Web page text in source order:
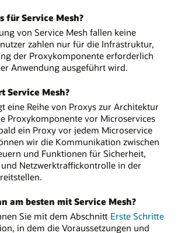
für Service Mesh?
von Service Mesh fallen keine
zahlen nur für die Infrastruktur,
der Proxykomponente erforderlich
Anwendung ausgeführt wird.
Service Mesh?
eine Reihe von Proxys zur Architektur
Proxykomponente vor Microservices
ein Proxy vor jedem Microservice
wir die Kommunikation zwischen
und Funktionen für Sicherheit,
Netzwerktraffickontrolle in der
am besten mit Service Mesh?
Sie mit dem Abschnitt Erste Schritte
in dem die Voraussetzungen und